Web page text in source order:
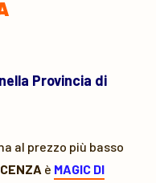
Provincia di
al prezzo più basso
è MAGIC DI